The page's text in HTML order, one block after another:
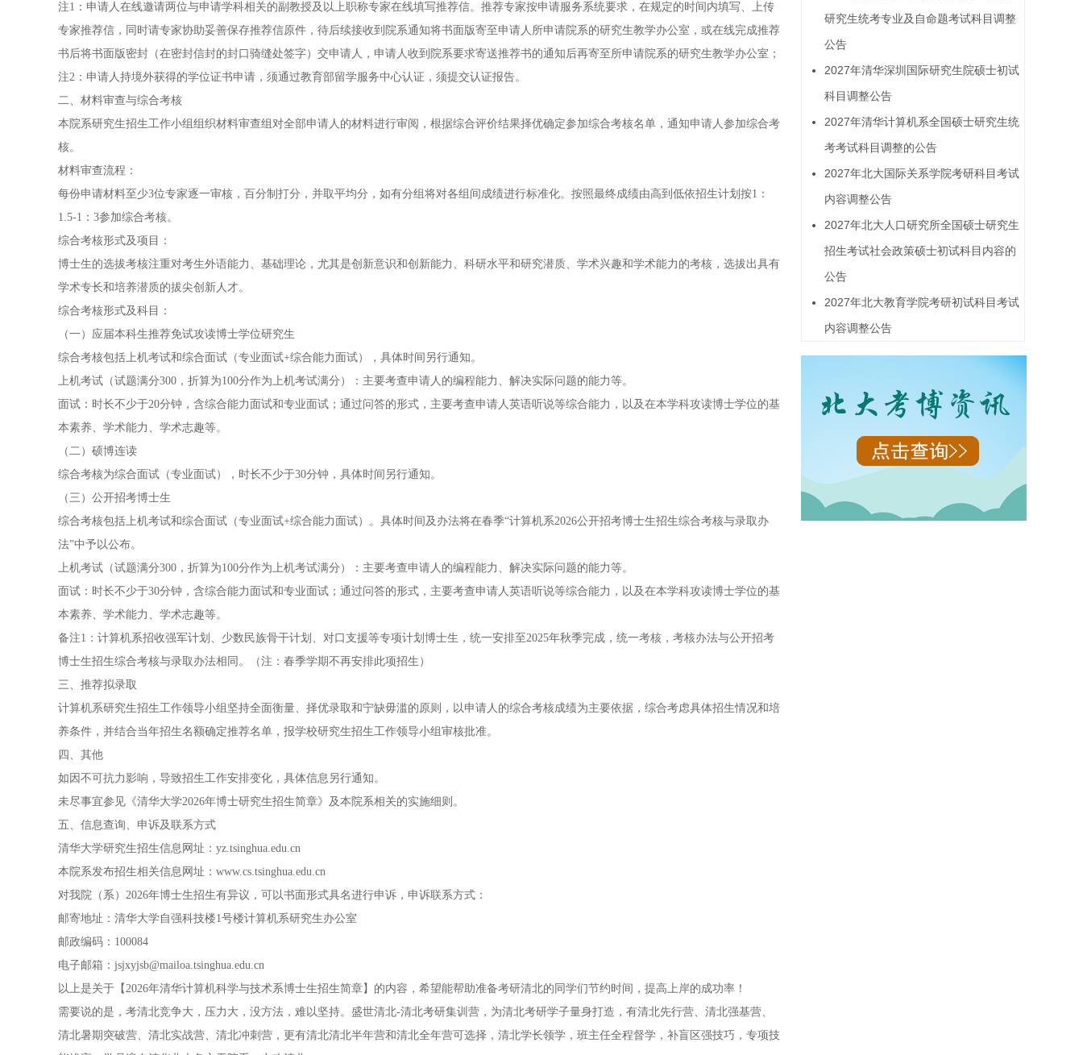
注1：申请人在线邀请两位与申请学科相关的副教授及以上职称专家在线填写推荐信。推荐专家按申请服务系统要求，在规定的时间内填写、上传
专家推荐信，同时请专家协助妥善保存推荐信原件，待后续接收到院系通知将书面版寄至申请人所申请院系的研究生教学办公室，或在线完成推荐
书后将书面版密封（在密封信封的封口骑缝处签字）交申请人，申请人收到院系要求寄送推荐书的通知后再寄至所申请院系的研究生教学办公室；
注2：申请人持境外获得的学位证书申请，须通过教育部留学服务中心认证，须提交认证报告。
二、材料审查与综合考核
本院系研究生招生工作小组组织材料审查组对全部申请人的材料进行审阅，根据综合评价结果择优确定参加综合考核名单，通知申请人参加综合考
核。
材料审查流程：
每份申请材料至少3位专家逐一审核，百分制打分，并取平均分，如有分组将对各组间成绩进行标准化。按照最终成绩由高到低依招生计划按1：
1.5-1：3参加综合考核。
综合考核形式及项目：
博士生的选拔考核注重对考生外语能力、基础理论，尤其是创新意识和创新能力、科研水平和研究潜质、学术兴趣和学术能力的考核，选拔出具有
学术专长和培养潜质的拔尖创新人才。
综合考核形式及科目：
（一）应届本科生推荐免试攻读博士学位研究生
综合考核包括上机考试和综合面试（专业面试+综合能力面试），具体时间另行通知。
上机考试（试题满分300，折算为100分作为上机考试满分）：主要考查申请人的编程能力、解决实际问题的能力等。
面试：时长不少于20分钟，含综合能力面试和专业面试；通过问答的形式，主要考查申请人英语听说等综合能力，以及在本学科攻读博士学位的基
本素养、学术能力、学术志趣等。
（二）硕博连读
综合考核为综合面试（专业面试），时长不少于30分钟，具体时间另行通知。
（三）公开招考博士生
综合考核包括上机考试和综合面试（专业面试+综合能力面试）。具体时间及办法将在春季“计算机系2026公开招考博士生招生综合考核与录取办
法”中予以公布。
上机考试（试题满分300，折算为100分作为上机考试满分）：主要考查申请人的编程能力、解决实际问题的能力等。
面试：时长不少于30分钟，含综合能力面试和专业面试；通过问答的形式，主要考查申请人英语听说等综合能力，以及在本学科攻读博士学位的基
本素养、学术能力、学术志趣等。
备注1：计算机系招收强军计划、少数民族骨干计划、对口支援等专项计划博士生，统一安排至2025年秋季完成，统一考核，考核办法与公开招考
博士生招生综合考核与录取办法相同。（注：春季学期不再安排此项招生）
三、推荐拟录取
计算机系研究生招生工作领导小组坚持全面衡量、择优录取和宁缺毋滥的原则，以申请人的综合考核成绩为主要依据，综合考虑具体招生情况和培
养条件，并结合当年招生名额确定推荐名单，报学校研究生招生工作领导小组审核批准。
四、其他
如因不可抗力影响，导致招生工作安排变化，具体信息另行通知。
未尽事宜参见《清华大学2026年博士研究生招生简章》及本院系相关的实施细则。
五、信息查询、申诉及联系方式
清华大学研究生招生信息网址：yz.tsinghua.edu.cn
本院系发布招生相关信息网址：www.cs.tsinghua.edu.cn
对我院（系）2026年博士生招生有异议，可以书面形式具名进行申诉，申诉联系方式：
邮寄地址：清华大学自强科技楼1号楼计算机系研究生办公室
邮政编码：100084
电子邮箱：jsjxyjsb@mailoa.tsinghua.edu.cn
以上是关于【2026年清华计算机科学与技术系博士生招生简章】的内容，希望能帮助准备考研清北的同学们节约时间，提高上岸的成功率！
需要说的是，考清北竞争大，压力大，没方法，难以坚持。盛世清北-清北考研集训营，为清北考研学子量身打造，有清北先行营、清北强基营、
清北暑期突破营、清北实战营、清北冲刺营，更有清北清北半年营和清北全年营可选择，清北学长领学，班主任全程督学，补盲区强技巧，专项技
研究生统考专业及自命题考试科目调整
公告
2027年清华深圳国际研究生院硕士初试
科目调整公告
2027年清华计算机系全国硕士研究生统
考考试科目调整的公告
2027年北大国际关系学院考研科目考试
内容调整公告
2027年北大人口研究所全国硕士研究生
招生考试社会政策硕士初试科目内容的
公告
2027年北大教育学院考研初试科目考试
内容调整公告